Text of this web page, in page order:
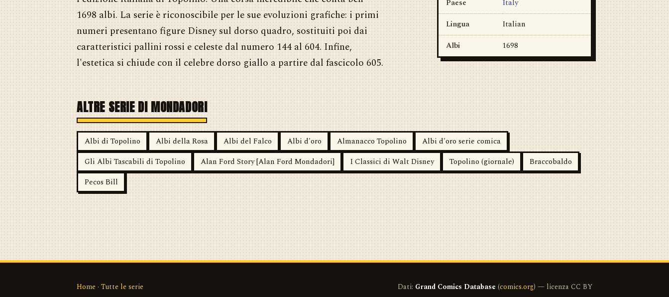
1698 albi. La serie è riconoscibile per le sue evoluzioni grafiche: i primi
numeri presentano figure Disney sul dorso quadro, sostituiti poi dai
caratteristici pallini rossi e celeste dal numero 144 al 604. Infine,
l'estetica si chiude con il celebre dorso giallo a partire dal fascicolo 605.
Paese
Italy
Lingua
Italian
Albi
1698
ALTRE SERIE DI MONDADORI
Albi di Topolino Albi della Rosa Albi del Falco Albi d'oro Almanacco Topolino
Albi d'oro serie comica
Gli Albi Tascabili di Topolino
Alan Ford Story [Alan Ford Mondadori] I Classici di Walt Disney Topolino (giornale)
Braccobaldo
Pecos Bill
Home · Tutte le serie Dati: Grand Comics Database (comics.org) — licenza CC BY